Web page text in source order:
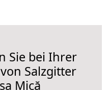
Sie bei Ihrer
Salzgitter
Mică